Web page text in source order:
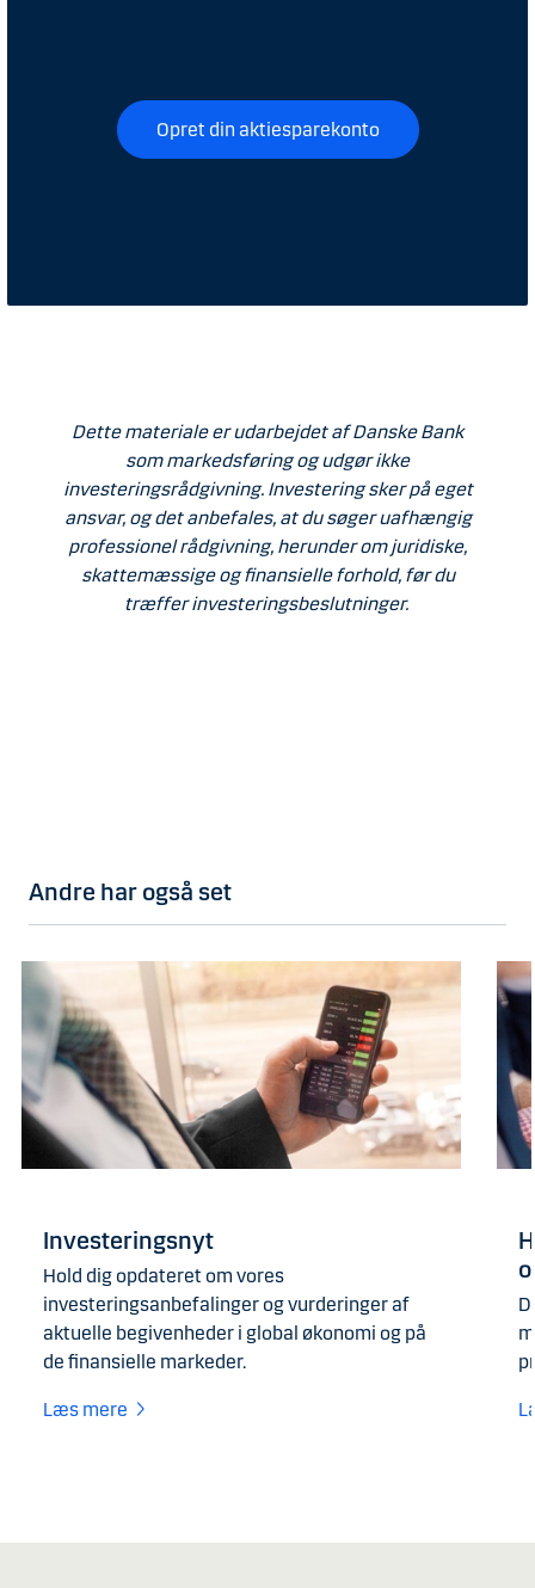
Opret din aktiesparekonto
Dette materiale er udarbejdet af Danske Bank
som markedsføring og udgør ikke
investeringsrådgivning. Investering sker på eget
ansvar, og det anbefales, at du søger uafhængig
professionel rådgivning, herunder om juridiske,
skattemæssige og finansielle forhold, før du
træffer investeringsbeslutninger.
Andre har også set
Investeringsnyt
Hold dig opdateret om vores
investeringsanbefalinger og vurderinger af
aktuelle begivenheder i global økonomi og på
de finansielle markeder.
Læs mere